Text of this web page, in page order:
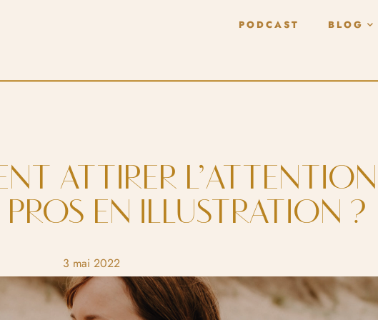
PODCAST BLOG
ATTIRER L’ATTENTION
EN ILLUSTRATION ?
3 mai 2022